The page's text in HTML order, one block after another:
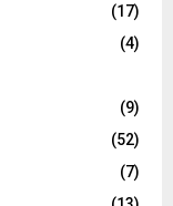
(17)
(4)
(9)
(52)
(7)